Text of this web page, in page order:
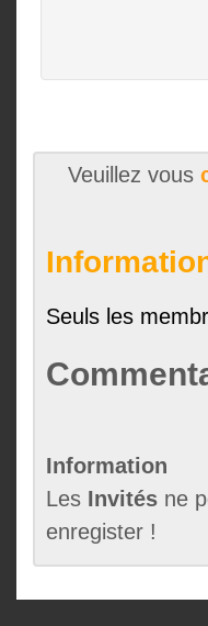
Veuillez vous
Seuls les
Information
Les Invités ne
enregister !